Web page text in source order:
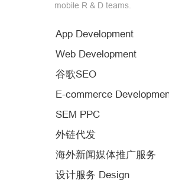
mobile R & D teams.
App Development
Web Development
谷歌SEO
E-commerce
SEM PPC
外链代发
海外新闻媒体推广服务
设计服务 Design